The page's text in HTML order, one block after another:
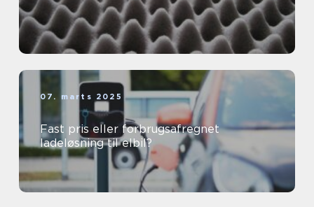
07. marts 2025
Fast pris eller forbrugsafregnet
ladeløsning til elbil?